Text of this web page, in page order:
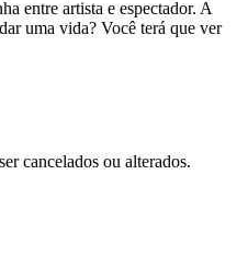
entre artista e espectador. A
uma vida? Você terá que ver
cancelados ou alterados.